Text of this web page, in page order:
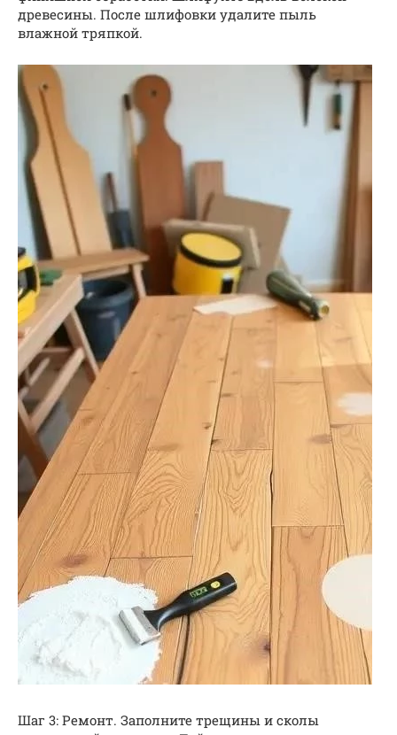
древесины. После шлифовки удалите пыль
влажной тряпкой.
Шаг 3: Ремонт. Заполните трещины и сколы